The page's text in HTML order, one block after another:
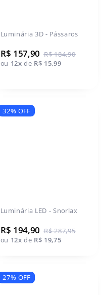
Luminária 3D - Pássaros
R$ 157,90 R$ 184,90
ou 12x de R$ 15,99
32% OFF
Luminária LED - Snorlax
R$ 194,90 R$ 287,95
ou 12x de R$ 19,75
27% OFF